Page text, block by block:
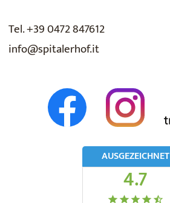
Tel. +39 0472 847612
info@spitalerhof.it
AUSGEZEICHNET
4.7